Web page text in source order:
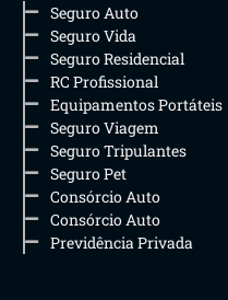
Seguro Auto
Seguro Vida
Seguro Residencial
RC Profissional
Equipamentos Portáteis
Seguro Viagem
Seguro Tripulantes
Seguro Pet
Consórcio Auto
Consórcio Auto
Previdência Privada